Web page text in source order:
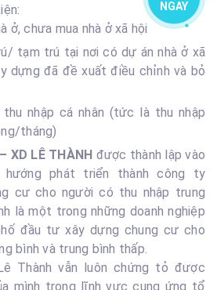
ở, chưa mua nhà ở xã hội
tạm trú tại nơi có dự án nhà ở xã
dựng đã đề xuất điều chỉnh và bỏ
thu nhập cá nhân (tức là thu nhập
tháng)
XD LÊ THÀNH được thành lập vào
hướng phát triển thành công ty
cư cho người có thu nhập trung
là một trong những doanh nghiệp
đầu tư xây dựng chung cư cho
bình và trung bình thấp.
Thành vẫn luôn chứng tỏ được
mình trong lĩnh vực cung ứng tổ
NGAY